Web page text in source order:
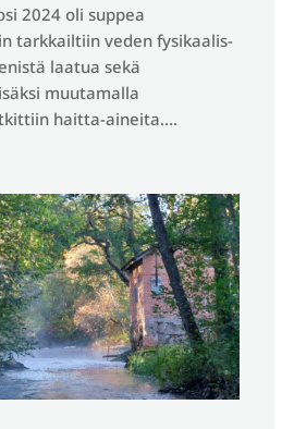
2024 oli suppea
tarkkailtiin veden fysikaalis-
laatua sekä
muutamalla
haitta-aineita....